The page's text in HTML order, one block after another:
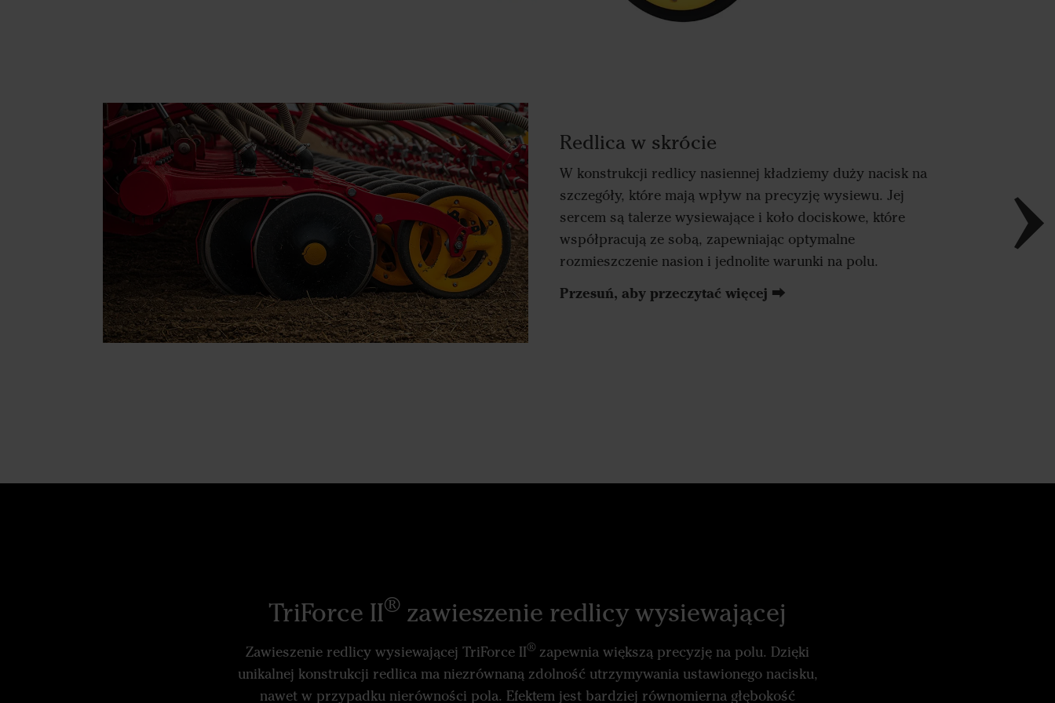
Redlica w skrócie
W konstrukcji redlicy nasiennej kładziemy duży nacisk na
szczegóły, które mają wpływ na precyzję wysiewu. Jej
sercem są talerze wysiewające i koło dociskowe, które
współpracują ze sobą, zapewniając optymalne
rozmieszczenie nasion i jednolite warunki na polu.
Przesuń, aby przeczytać więcej ⮕
TriForce II® zawieszenie redlicy wysiewającej
Zawieszenie redlicy wysiewającej TriForce II® zapewnia większą precyzję na polu. Dzięki
unikalnej konstrukcji redlica ma niezrównaną zdolność utrzymywania ustawionego nacisku,
nawet w przypadku nierówności pola. Efektem jest bardziej równomierna głębokość